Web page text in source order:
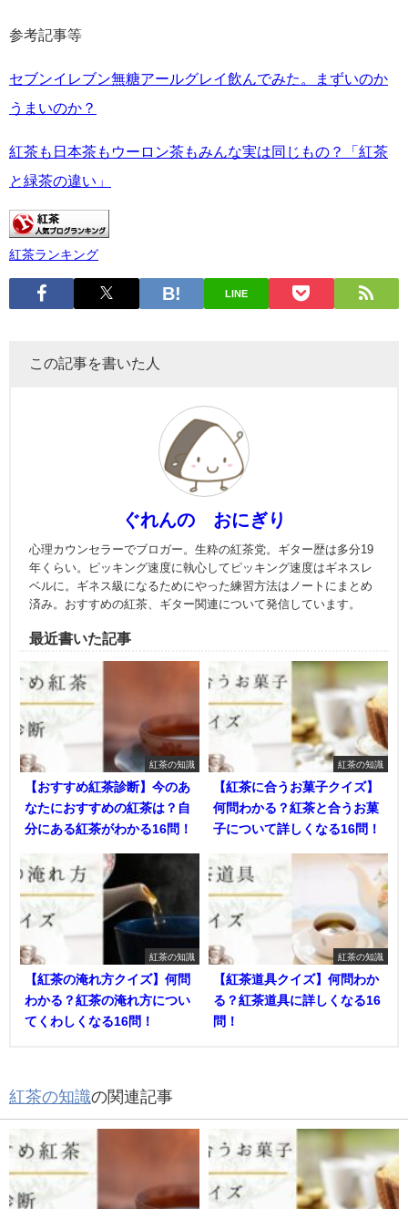
参考記事等
セブンイレブン無糖アールグレイ飲んでみた。まずいのか
うまいのか？
紅茶も日本茶もウーロン茶もみんな実は同じもの？「紅茶
と緑茶の違い」
紅茶ランキング
LINE
この記事を書いた人
ぐれんの おにぎり
心理カウンセラーでブロガー。生粋の紅茶党。ギター歴は多分19
年くらい。ピッキング速度に執心してピッキング速度はギネスレ
ベルに。ギネス級になるためにやった練習方法はノートにまとめ
済み。おすすめの紅茶、ギター関連について発信しています。
最近書いた記事
紅茶の知識
【おすすめ紅茶診断】今のあ
なたにおすすめの紅茶は？自
分にある紅茶がわかる16問！
紅茶の知識
【紅茶に合うお菓子クイズ】
何問わかる？紅茶と合うお菓
子について詳しくなる16問！
紅茶の知識
【紅茶の淹れ方クイズ】何問
わかる？紅茶の淹れ方につい
てくわしくなる16問！
紅茶の知識
【紅茶道具クイズ】何問わか
る？紅茶道具に詳しくなる16
問！
紅茶の知識の関連記事